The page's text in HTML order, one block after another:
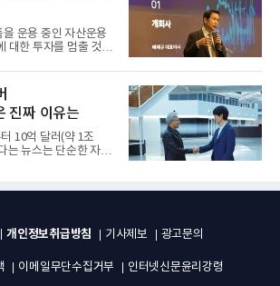
투자 지금이라도
운용 중인 자산운용
대한 투자를 멈출 것을
진짜 이유는
10억 달러(약 1조
는 뉴스는 단순한 자금
개인정보취급방침 기사제보 광고문의
이메일무단수집거부 인터넷신문윤리강령